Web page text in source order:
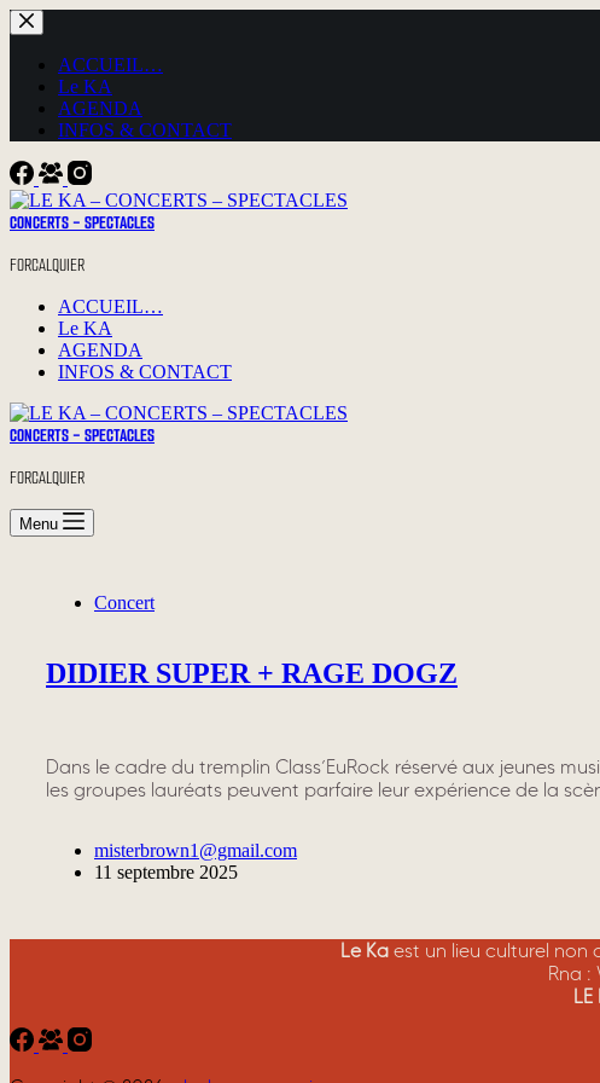
Passer
au
contenuACCUEIL…
Le KA
AGENDA
INFOS & CONTACT
CONCERTS - SPECTACLES
FORCALQUIER
ACCUEIL…
Le KA
AGENDA
INFOS & CONTACT
CONCERTS - SPECTACLES
FORCALQUIER
Menu
Concert
DIDIER SUPER + RAGE DOGZ
Dans le cadre du tremplin Class’EuRock réservé aux jeunes
les groupes lauréats peuvent parfaire leur expérience de la
misterbrown1@gmail.com
11 septembre 2025
Le Ka est un lieu culturel non
Rna